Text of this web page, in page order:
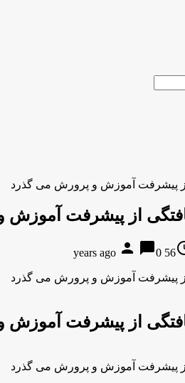
پیشرفت آموزش و پرورش می گذرد
از پیشرفت
56 years ago
person chat_bubble0
پیشرفت آموزش و پرورش می گذرد
از پیشرفت
پیشرفت آموزش و پرورش می گذرد